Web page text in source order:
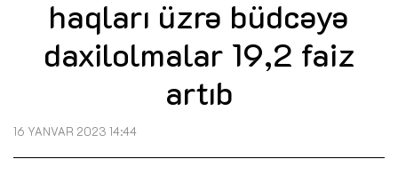
haqları üzrə büdcəyə
daxilolmalar 19,2 faiz
artıb
16 YANVAR 2023 14:44